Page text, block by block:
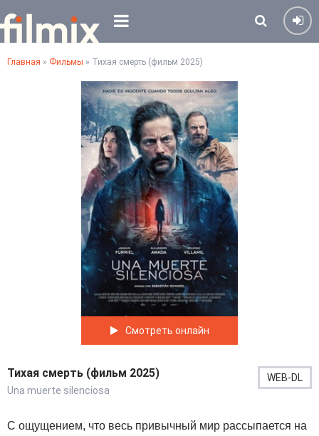
Главная » Фильмы » Тихая смерть (фильм 2025)
Смотреть онлайн
Тихая смерть (фильм 2025)
Una muerte silenciosa
WEB-DL
С ощущением, что весь привычный мир рассыпается на